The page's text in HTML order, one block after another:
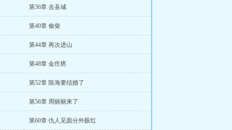
第36章 去县城
第40章 偷柴
第44章 再次进山
第48章 金疙瘩
第52章 陈海要结婚了
第56章 周丽丽来了
第60章 仇人见面分外眼红